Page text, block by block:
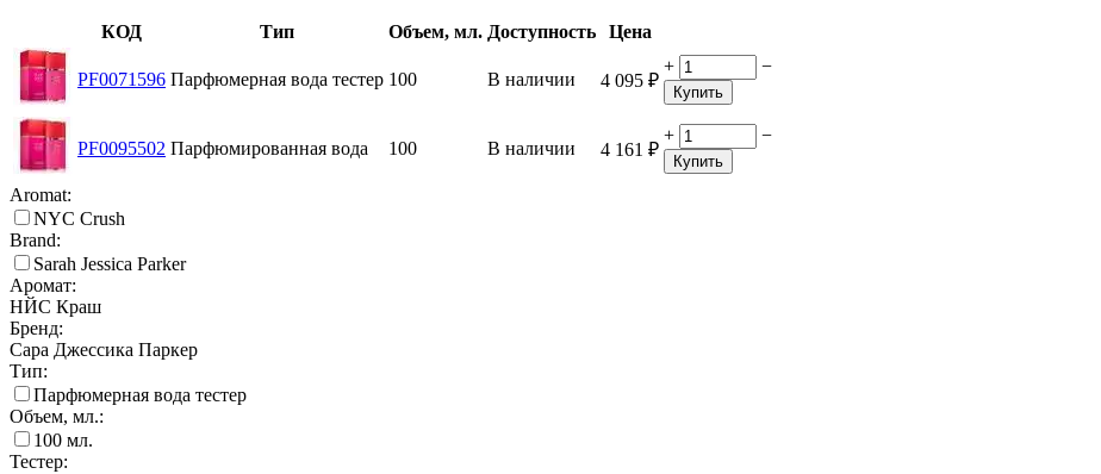
КОД Тип Объем, мл. Доступность Цена
PF0071596 Парфюмерная вода тестер 100 В наличии 4 095 ₽
+ −
Купить
PF0095502 Парфюмированная вода 100 В наличии 4 161 ₽
+ −
Купить
Aromat:
NYC Crush
Brand:
Sarah Jessica Parker
Аромат:
НЙС Краш
Бренд:
Сара Джессика Паркер
Тип:
Парфюмерная вода тестер
Объем, мл.:
100 мл.
Тестер: